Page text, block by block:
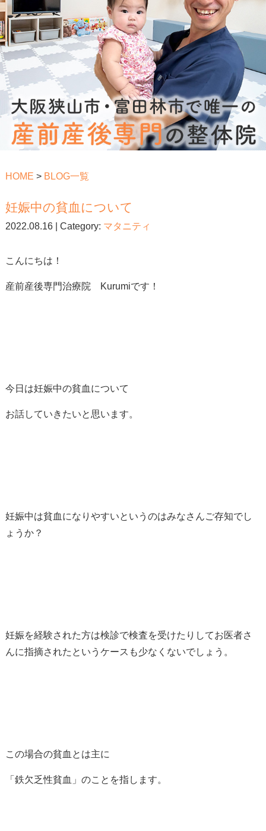
HOME > BLOG一覧
妊娠中の貧血について
2022.08.16 | Category: マタニティ
こんにちは！
産前産後専門治療院 Kurumiです！
今日は妊娠中の貧血について
お話していきたいと思います。
妊娠中は貧血になりやすいというのはみなさんご存知でし
ょうか？
妊娠を経験された方は検診で検査を受けたりしてお医者さ
んに指摘されたというケースも少なくないでしょう。
この場合の貧血とは主に
「鉄欠乏性貧血」のことを指します。